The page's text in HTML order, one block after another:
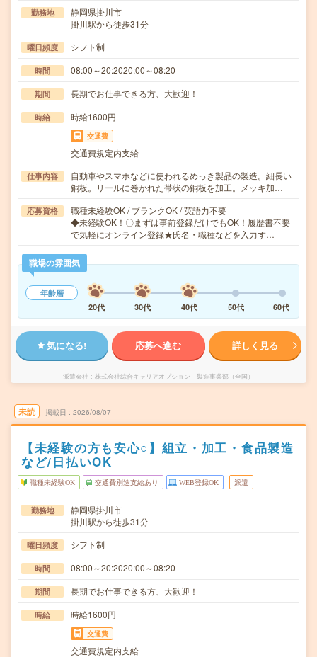
勤務地
静岡県掛川市
掛川駅から徒歩31分
曜日頻度 シフト制
時間 08:00～20:2020:00～08:20
期間 長期でお仕事できる方、大歓迎！
時給 時給1600円
交通費
交通費規定内支給
仕事内容
自動車やスマホなどに使われるめっき製品の製造。細長い
銅板。リールに巻かれた帯状の銅板を加工。メッキ加…
応募資格
職種未経験OK / ブランクOK / 英語力不要
◆未経験OK！〇まずは事前登録だけでもOK！履歴書不要
で気軽にオンライン登録★氏名・職種などを入力す…
職場の雰囲気
年齢層
20代
30代 40代 50代 60代
気になる! 応募へ進む 詳しく見る
派遣会社 株式会社綜合キャリアオプション 製造事業部（全国）
未読 掲載日 2026/08/07
【未経験の方も安心○】組立・加工・食品製造
など/日払いOK
職種未経験OK 交通費別途支給あり WEB登録OK 派遣
勤務地
静岡県掛川市
掛川駅から徒歩31分
曜日頻度 シフト制
時間 08:00～20:2020:00～08:20
期間 長期でお仕事できる方、大歓迎！
時給 時給1600円
交通費
交通費規定内支給